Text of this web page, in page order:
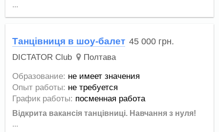
...
Танцівниця в шоу-балет 45 000 грн.
DICTATOR Club Полтава
Образование: не имеет значения
Опыт работы: не требуется
График работы: посменная работа
Відкрита вакансія танцівниці. Навчання з нуля!
...